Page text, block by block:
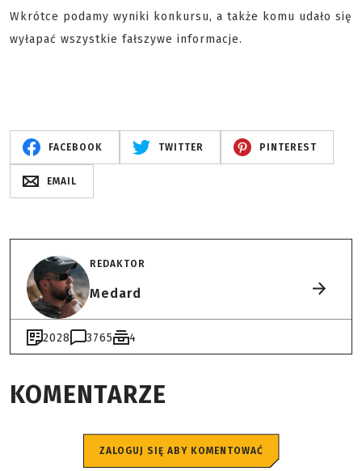
Wkrótce podamy wyniki konkursu, a także komu udało się
wyłapać wszystkie fałszywe informacje.
FACEBOOK TWITTER PINTEREST
EMAIL
REDAKTOR
Medard
2028 3765 4
KOMENTARZE
ZALOGUJ SIĘ ABY KOMENTOWAĆ